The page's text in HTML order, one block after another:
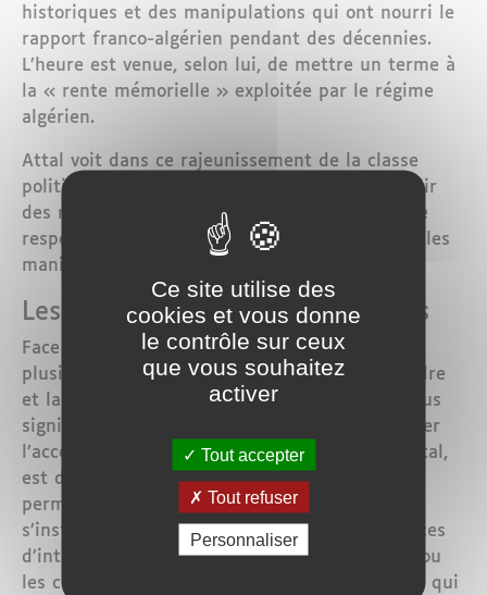
historiques et des manipulations qui ont nourri le
rapport franco-algérien pendant des décennies.
L’heure est venue, selon lui, de mettre un terme à
la « rente mémorielle » exploitée par le régime
algérien.
Attal voit dans ce rajeunissement de la classe
politique française une opportunité pour établir
des relations franco-algériennes fondées sur le
respect mutuel et non plus sur le chantage et les
manipulations.
Les mesures d’urgence proposées
Face à ces dérives, Gabriel Attal appelle à
plusieurs mesures d’urgence pour rétablir l’ordre
et la dignité de la France. La première et la plus
significative de ces mesures consiste à dénoncer
l’accord franco-algérien de 1968, qui, selon Attal,
est devenu une « filière d’immigration »
permettant à des ressortissants algériens de
s’installer en France sans respecter les exigences
d’intégration, comme la maîtrise de la langue ou
les critères d’ordre public. Pour lui, cet accord, qui
Ce site utilise des
cookies et vous donne
le contrôle sur ceux
que vous souhaitez
activer
Tout accepter
Tout refuser
Personnaliser